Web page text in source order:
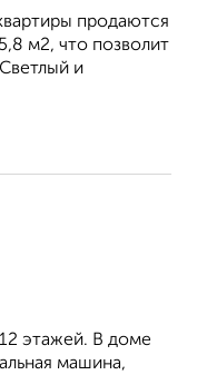
продаются
м2, что позволит
и
этажей. В доме
машина,